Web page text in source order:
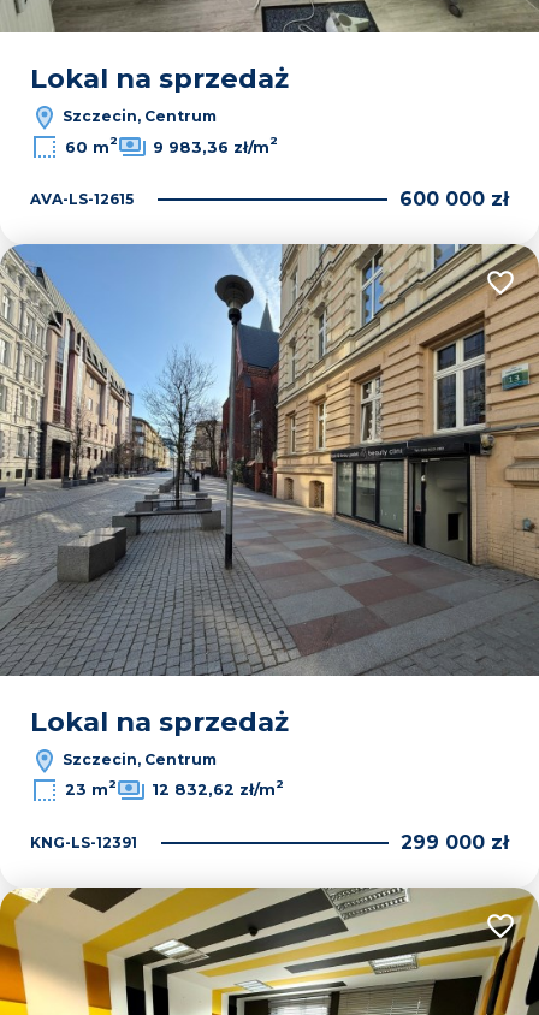
Lokal na sprzedaż
Szczecin, Centrum
60 m2 9 983,36 zł/m2
AVA-LS-12615 600 000 zł
Lokal na sprzedaż
Szczecin, Centrum
23 m2 12 832,62 zł/m2
KNG-LS-12391 299 000 zł